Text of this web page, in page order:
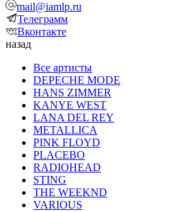
mail@iamlp.ru
Телеграмм
Вконтакте
назад
Все артисты
DEPECHE MODE
HANS ZIMMER
KANYE WEST
LANA DEL REY
METALLICA
PINK FLOYD
PLACEBO
RADIOHEAD
STING
THE WEEKND
VARIOUS